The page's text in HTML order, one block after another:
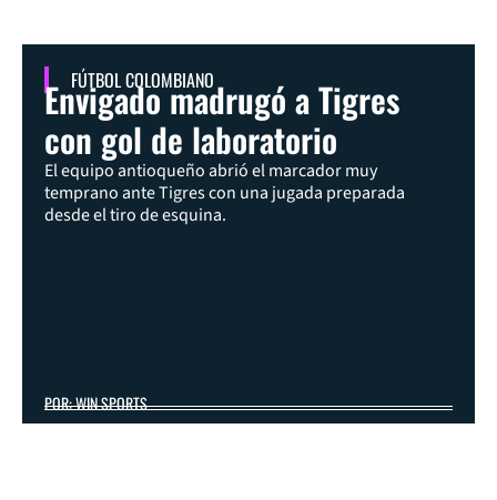
FÚTBOL COLOMBIANO
Envigado madrugó a Tigres
con gol de laboratorio
El equipo antioqueño abrió el marcador muy
temprano ante Tigres con una jugada preparada
desde el tiro de esquina.
POR: WIN SPORTS